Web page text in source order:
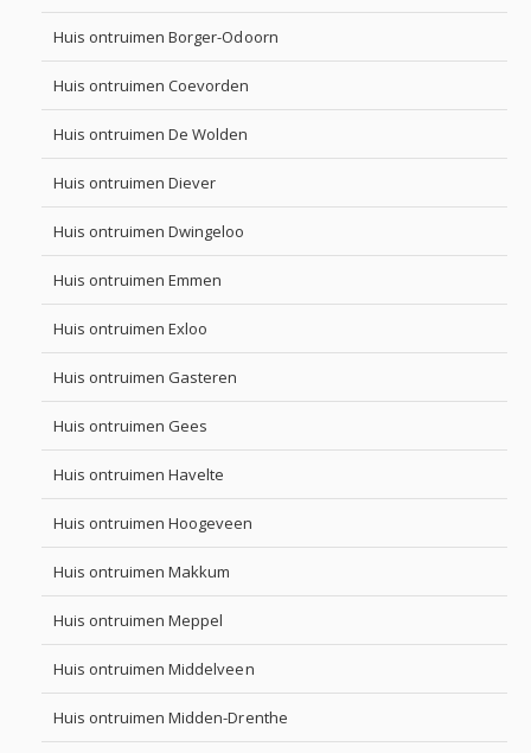
Huis ontruimen Borger-Odoorn
Huis ontruimen Coevorden
Huis ontruimen De Wolden
Huis ontruimen Diever
Huis ontruimen Dwingeloo
Huis ontruimen Emmen
Huis ontruimen Exloo
Huis ontruimen Gasteren
Huis ontruimen Gees
Huis ontruimen Havelte
Huis ontruimen Hoogeveen
Huis ontruimen Makkum
Huis ontruimen Meppel
Huis ontruimen Middelveen
Huis ontruimen Midden-Drenthe